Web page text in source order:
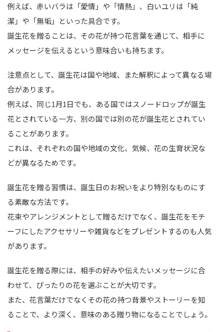
例えば、赤いバラは「愛情」や「情熱」、白いユリは「純
潔」や「無垢」といった具合です。
誕生花を贈ることは、その花が持つ花言葉を通じて、相手に
メッセージを伝えるという意味合いも持ちます。
注意点として、誕生花は国や地域、また解釈によって異なる場
合があります。
例えば、同じ1月1日でも、ある国ではスノードロップが誕生
花とされている一方、別の国では別の花が誕生花とされてい
ることがあります。
これは、それぞれの国や地域の文化、気候、花の生育状況な
どが異なるためです。
誕生花を贈る習慣は、誕生日のお祝いをより特別なものにす
る素敵な方法です。
花束やアレンジメントとして贈るだけでなく、誕生花をモチ
ーフにしたアクセサリーや雑貨などをプレゼントするのも人気
があります。
誕生花を贈る際には、相手の好みや伝えたいメッセージに合
わせて、ぴったりの花を選ぶことが大切です。
また、花言葉だけでなくその花の持つ背景やストーリーを知
ることで、より深く、意味のある贈り物になることでしょう。